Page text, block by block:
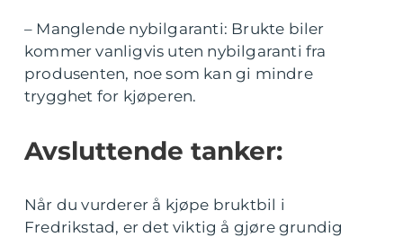
– Manglende nybilgaranti: Brukte biler
kommer vanligvis uten nybilgaranti fra
produsenten, noe som kan gi mindre
trygghet for kjøperen.
Avsluttende tanker:
Når du vurderer å kjøpe bruktbil i
Fredrikstad, er det viktig å gjøre grundig